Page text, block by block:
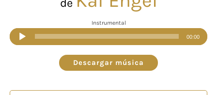
de
Instrumental
Reproductor
de
audio
00:00
Descargar música